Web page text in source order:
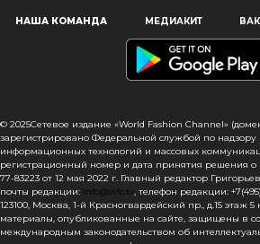
Наш сайт использует файлы cookie и
пользователям, предоставляя
информацию, запоминая
сайта, вы подтверждаете свое
файлов cookie в соответствии с
в отношении данного типа файлов.
с тем, чтобы мы использовали данный
то вы должны соответствующим
настройки вашего браузера или не
НАША КОМАНДА МЕДИАКИТ
© 2025Сетевое издание «World Fashion Channel»
зарегистрировано Федеральной службой по надзору
информационных технологий и массовых
регистрационный номер и дата принятия решения
77-83223 от 12 мая 2022 г. Главный редактор
почты редакции: info@wfc.tv, телефон редакции:
123100, Москва, 1-й Красногвардейский пр., д.15 этаж
материалы, опубликованные на сайте, защищены в
международным законодательством об